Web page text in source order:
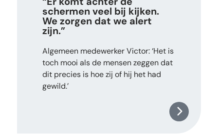
schermen veel bij kijken.
We zorgen dat we alert
zijn.”
Algemeen medewerker Victor: ‘Het is
toch mooi als de mensen zeggen dat
dit precies is hoe zij of hij het had
gewild.’